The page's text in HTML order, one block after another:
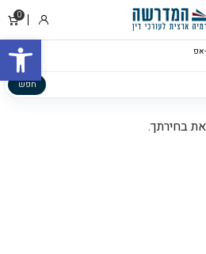
פתח
0
סל
התחבר
אפ הדיגיטלית
חפש
בחירתך.